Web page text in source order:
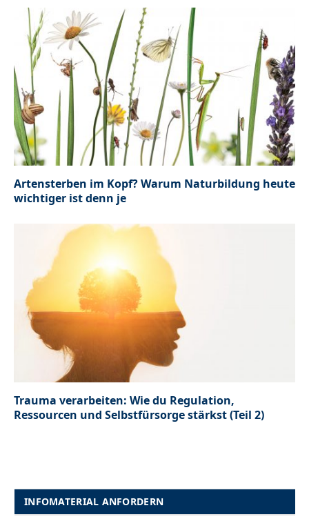
Artensterben im Kopf? Warum Naturbildung heute
wichtiger ist denn je
Trauma verarbeiten: Wie du Regulation,
Ressourcen und Selbstfürsorge stärkst (Teil 2)
INFOMATERIAL ANFORDERN